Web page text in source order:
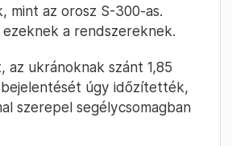
mint az orosz S-300-as.
a rendszereknek.
az ukránoknak szánt 1,85
bejelentését úgy időzítették,
szerepel segélycsomagban